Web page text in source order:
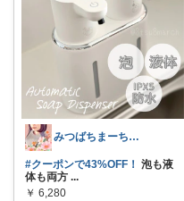
みつばちまーちᵀᴴᴬᴺᴷ ᵞᴼᵁ ◡̈*
#クーポンで43%OFF！ 泡も液
体も両方 ...
￥ 6,280